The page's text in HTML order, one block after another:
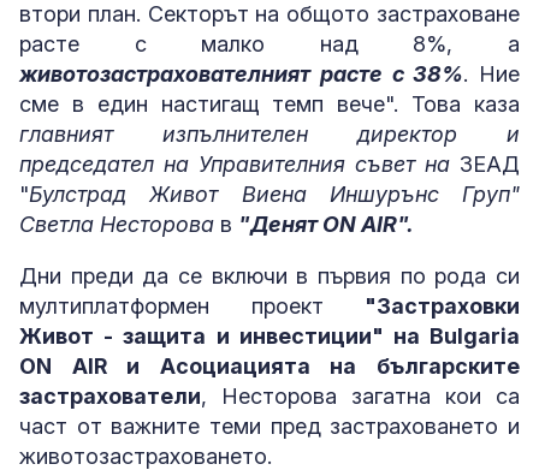
втори план. Секторът на общото застраховане
расте с малко над 8%, а
животозастрахователният расте с 38%. Ние
сме в един настигащ темп вече". Това каза
главният изпълнителен директор и
председател на Управителния съвет на ЗЕАД
"Булстрад Живот Виена Иншурънс Груп"
Светла Несторова в "Денят ON AIR".
Дни преди да се включи в първия по рода си
мултиплатформен проект "Застраховки
Живот - защита и инвестиции" на Bulgaria
ON AIR и Асоциацията на българските
застрахователи, Несторова загатна кои са
част от важните теми пред застраховането и
животозастраховането.